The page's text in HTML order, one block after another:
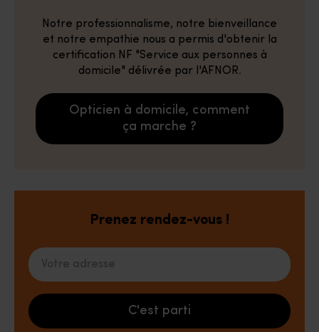
Notre professionnalisme, notre bienveillance
et notre empathie nous a permis d'obtenir la
certification NF "Service aux personnes à
domicile" délivrée par l'AFNOR.
Opticien à domicile, comment
ça marche ?
Prenez rendez-vous !
C'est parti